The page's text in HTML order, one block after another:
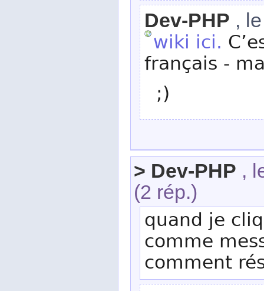
Dev-PHP ,
wiki ici.
français -
;)
> Dev-PHP ,
(2 rép.)
quand je
comme
comment